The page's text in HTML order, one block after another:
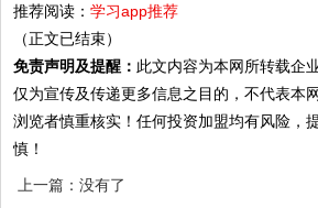
推荐阅读：学习app推荐
（正文已结束）
免责声明及提醒： 此文内容为本网所转载企
仅为宣传及传递更多信息之目的，不代表本
浏览者慎重核实！任何投资加盟均有风险，
慎！
上一篇：没有了